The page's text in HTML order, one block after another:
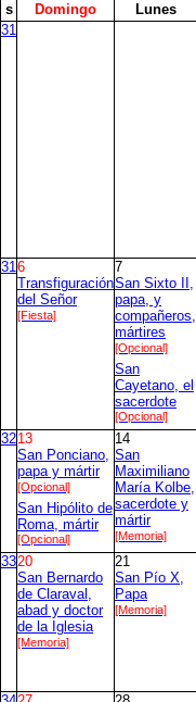
s Domingo Lunes
31
316
Transfiguración
del Señor
[Fiesta]
7
San Sixto II,
papa, y
compañeros,
mártires
[Opcional]
San
Cayetano, el
sacerdote
[Opcional]
3213
San Ponciano,
papa y mártir
[Opcional]
San Hipólito de
Roma, mártir
[Opcional]
14
San
Maximiliano
María Kolbe,
sacerdote y
mártir
[Memoria]
3320
San Bernardo
de Claraval,
abad y doctor
de la Iglesia
[Memoria]
21
San Pío X,
Papa
[Memoria]